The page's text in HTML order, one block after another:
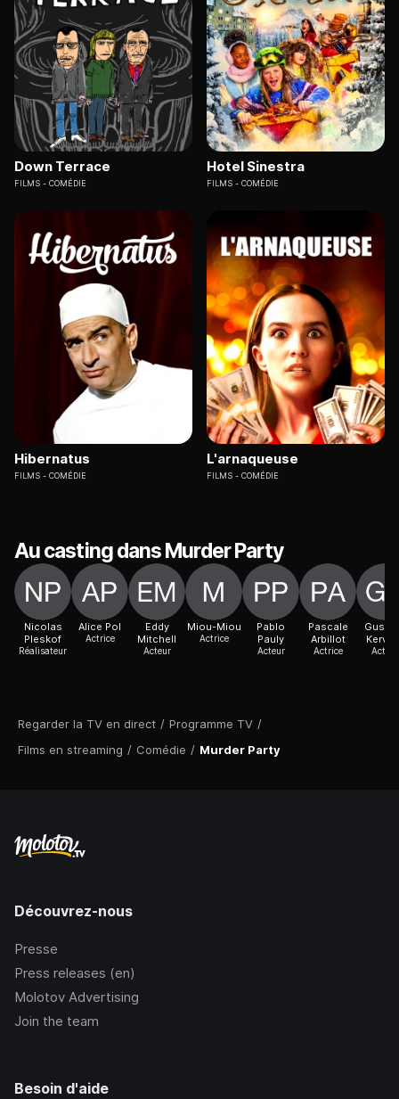
Regarder la TV en direct / Programme TV /
Films en streaming / Comédie / Murder Party
Down Terrace
FILMS COMÉDIE
Hotel Sinestra
FILMS COMÉDIE
Hibernatus
FILMS COMÉDIE
L'arnaqueuse
FILMS COMÉDIE
Au casting dans Murder Party
Nicolas
Pleskof
Réalisateur
Alice Pol
Actrice
Eddy
Mitchell
Acteur
Miou-Miou
Actrice
Pablo
Pauly
Acteur
Pascale
Arbillot
Actrice Acteur
Découvrez-nous
Presse
Press releases (en)
Molotov Advertising
Join the team
Besoin d'aide